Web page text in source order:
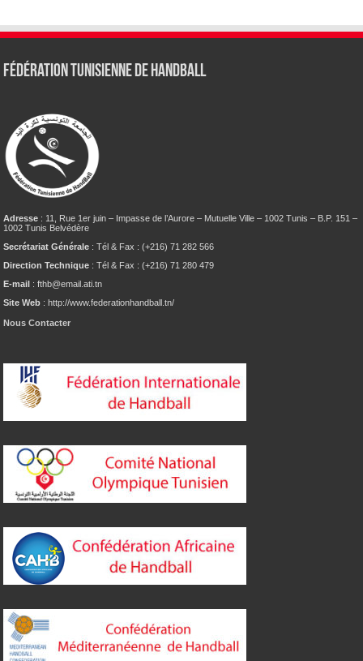
Fédération tunisienne de Handball
Adresse : 11, Rue 1er juin – Impasse de l’Aurore – Mutuelle Ville – 1002 Tunis – B.P. 151 –
1002 Tunis Belvédère
Secrétariat Générale : Tél & Fax : (+216) 71 282 566
Direction Technique : Tél & Fax : (+216) 71 280 479
E-mail : fthb@email.ati.tn
Site Web : http://www.federationhandball.tn/
Nous Contacter